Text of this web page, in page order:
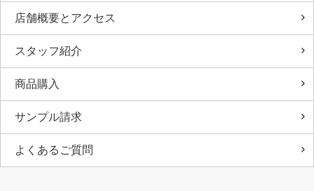
店舗概要とアクセス
スタッフ紹介
商品購入
サンプル請求
よくあるご質問